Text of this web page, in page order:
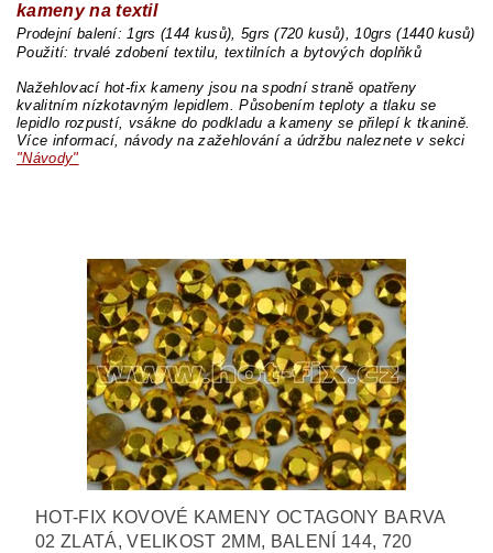
kameny na textil
Prodejní balení: 1grs (144 kusů), 5grs (720 kusů), 10grs (1440 kusů)
Použití: trvalé zdobení textilu, textilních a bytových doplňků
Nažehlovací hot-fix kameny jsou na spodní straně opatřeny
kvalitním nízkotavným lepidlem. Působením teploty a tlaku se
lepidlo rozpustí, vsákne do podkladu a kameny se přilepí k tkanině.
Více informací, návody na zažehlování a údržbu naleznete v sekci
"Návody"
HOT-FIX KOVOVÉ KAMENY OCTAGONY BARVA
02 ZLATÁ, VELIKOST 2MM, BALENÍ 144, 720